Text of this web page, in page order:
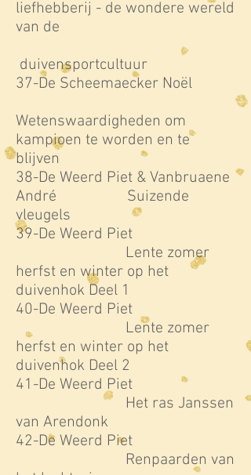
liefhebberij - de wondere wereld
van de
duivensportcultuur
37-De Scheemaecker Noël
Wetenswaardigheden om
kampioen te worden en te
blijven
38-De Weerd Piet & Vanbruaene
André Suizende
vleugels
39-De Weerd Piet
Lente zomer
herfst en winter op het
duivenhok Deel 1
40-De Weerd Piet
Lente zomer
herfst en winter op het
duivenhok Deel 2
41-De Weerd Piet
Het ras Janssen
van Arendonk
42-De Weerd Piet
Renpaarden van